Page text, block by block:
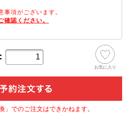
事項がございます。
確認ください。
お気に入り
でのご注文はできかねます。